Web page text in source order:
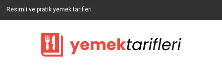
Resimli ve pratik yemek tarifleri